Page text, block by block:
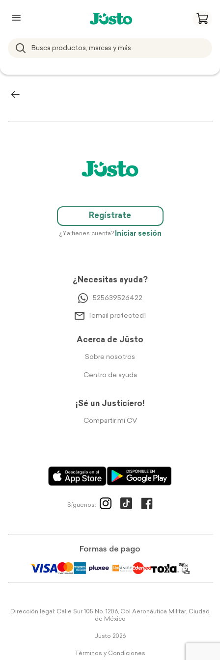
Regístrate
¿Ya tienes cuenta? Iniciar sesión
¿Necesitas ayuda?
525639526422
[email protected]
Acerca de Jüsto
Sobre nosotros
Centro de ayuda
¡Sé un Justiciero!
Compartir mi CV
Síguenos:
Formas de pago
Dirección legal: Calle Sur 105 No. 1206, Col Aeronáutica Militar, Ciudad
de México
Justo 2026
Términos y Condiciones